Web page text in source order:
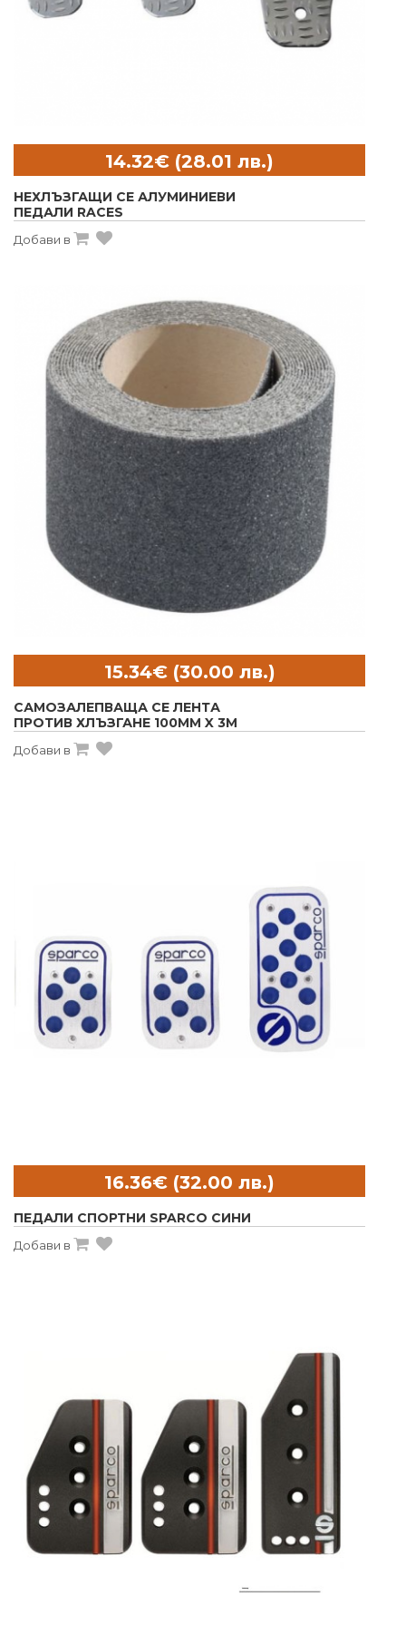
НЕХЛЪЗГАЩИ СЕ АЛУМИНИЕВИ
ПЕДАЛИ RACES
Добави в
САМОЗАЛЕПВАЩА СЕ ЛЕНТА
ПРОТИВ ХЛЪЗГАНЕ 100MM X 3M
Добави в
ПЕДАЛИ СПОРТНИ SPARCO СИНИ
Добави в